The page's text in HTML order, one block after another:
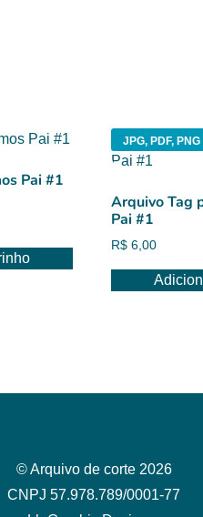
Pai #1
JPG, PDF, PNG
Arquivo Tag
Pai #1
R$6,00
© Arquivo de corte 2026
CNPJ 57.978.789/0001-77